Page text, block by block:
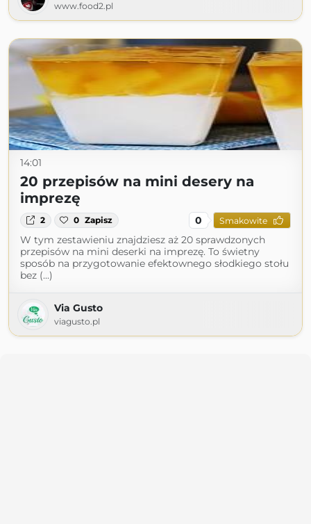
www.food2.pl
14:01
20 przepisów na mini desery na
imprezę
2 0 Zapisz 0 Smakowite
W tym zestawieniu znajdziesz aż 20 sprawdzonych
przepisów na mini deserki na imprezę. To świetny
sposób na przygotowanie efektownego słodkiego stołu
bez (...)
Via Gusto
viagusto.pl